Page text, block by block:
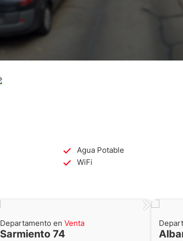
Agua Potable
WiFi
Departamento en Venta
Sarmiento 74